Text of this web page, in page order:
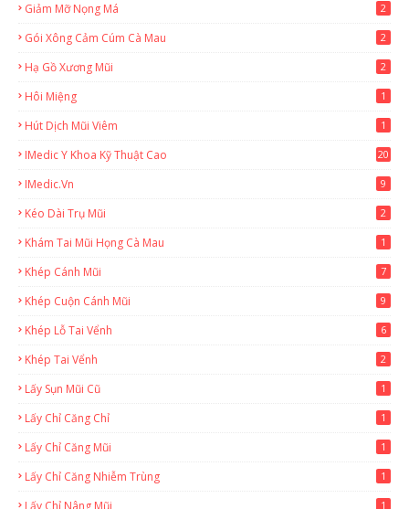
Giảm Mỡ Nọng Má 2
Gói Xông Cảm Cúm Cà Mau 2
Hạ Gồ Xương Mũi 2
Hôi Miệng 1
Hút Dịch Mũi Viêm 1
IMedic Y Khoa Kỹ Thuật Cao
20
IMedic.vn 9
Kéo Dài Trụ Mũi 2
Khám Tai Mũi Họng Cà Mau 1
Khép Cánh Mũi 7
Khép Cuộn Cánh Mũi 9
Khép Lỗ Tai Vểnh 6
Khép Tai Vểnh 2
Lấy Sụn Mũi Cũ 1
Lấy Chỉ Căng Chỉ 1
Lấy Chỉ Căng Mũi 1
Lấy Chỉ Căng Nhiễm Trùng 1
Lấy Chỉ Nâng Mũi 1